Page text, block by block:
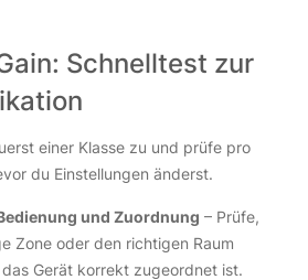
Schnelltest zur
einer Klasse zu und prüfe pro
du Einstellungen änderst.
und Zuordnung – Prüfe,
Zone oder den richtigen Raum
Gerät korrekt zugeordnet ist.